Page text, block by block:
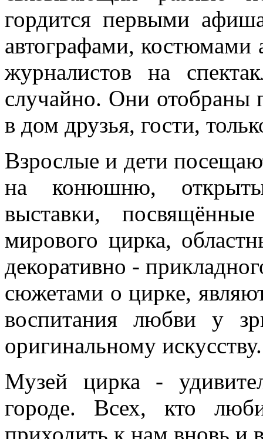
гордится первыми
автографами, костюмами
журналистов на
случайно. Они отобраны
в дом друзья, гости,
Взрослые и дети
на конюшню,
выставки,
мирового цирка,
декоративно -
сюжетами о цирке,
воспитания любви у
оригинальному искусству.
Музей цирка -
городе. Всех, кто